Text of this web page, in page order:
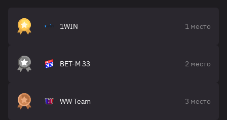
1WIN 1 место
BET-M 33 2 место
WW Team 3 место